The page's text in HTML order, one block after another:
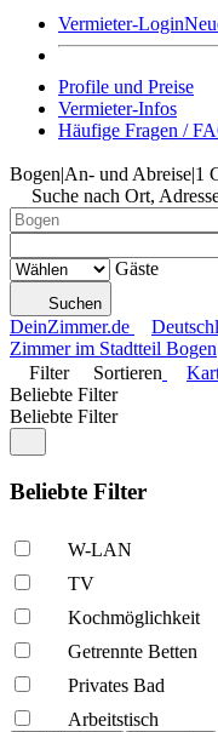
Vermieter-Login
Profile und Preise
Vermieter-Infos
Häufige Fragen /
Bogen|An- und Abreise|1
Suche nach Ort,
Gäste
Suchen
DeinZimmer.de
Zimmer im Stadtteil Bogen
Filter
Sortieren
Beliebte Filter
Beliebte Filter
Beliebte Filter
W-LAN
TV
Kochmöglich­keit
Getrennte Betten
Privates Bad
Arbeitstisch